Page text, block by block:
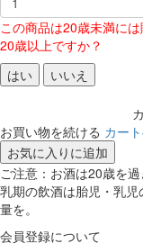
この商品は20歳未満には
20歳以上ですか？
はい
いいえ
お買い物を続ける カー
お気に入りに追加
ご注意：お酒は20歳を
乳期の飲酒は胎児・乳
量を。
会員登録について